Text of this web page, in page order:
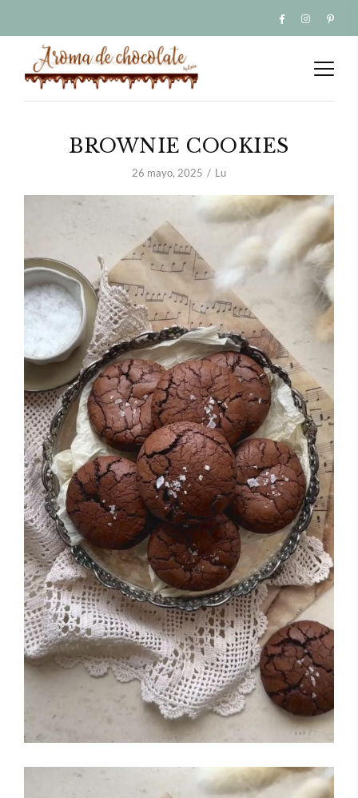
BROWNIE COOKIES
26 mayo, 2025 Lu